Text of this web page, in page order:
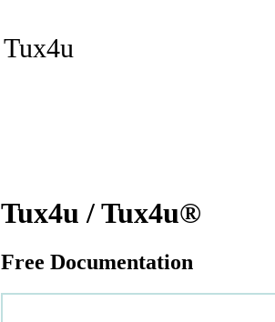
Tux4u
Tux4u / Tux4u®
Free Documentation